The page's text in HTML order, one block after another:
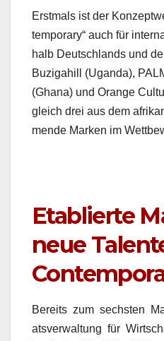
Erst­mals ist der
tem­po­rary“ auch für
halb Deutsch­lands und
Buzi­gahill (Ugan­da),
(Ghana) und Orange
gle­ich drei aus dem
mende Marken im
Etablierte
neue
Bere­its zum sech­sten
atsver­wal­tung für